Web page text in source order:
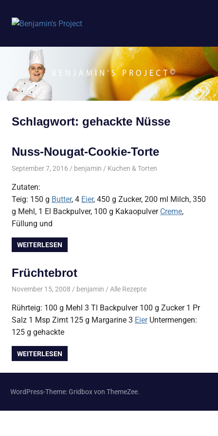
springen
Project
Schlagwort: gehackte Nüsse
Nuss-Nougat-Cookie-Torte
September 7, 2016 benjamin Kuchen & Torten
Zutaten:
Teig: 150 g Butter, 4 Eier, 450 g Zucker, 200 ml Milch, 350
g Mehl, 1 El Backpulver, 100 g Kakaopulver Creme,
Füllung und
WEITERLESEN
Früchtebrot
November 15, 2008 benjamin Alle Rezepte
Rührteig: 100 g Mehl 3 Tl Backpulver 100 g Zucker 1 Pr
Salz 1 Msp Zimt 125 g Margarine 3 EierUntermengen:
125 g gehackte
WEITERLESEN
WordPress-Theme: Gridbox von ThemeZee.